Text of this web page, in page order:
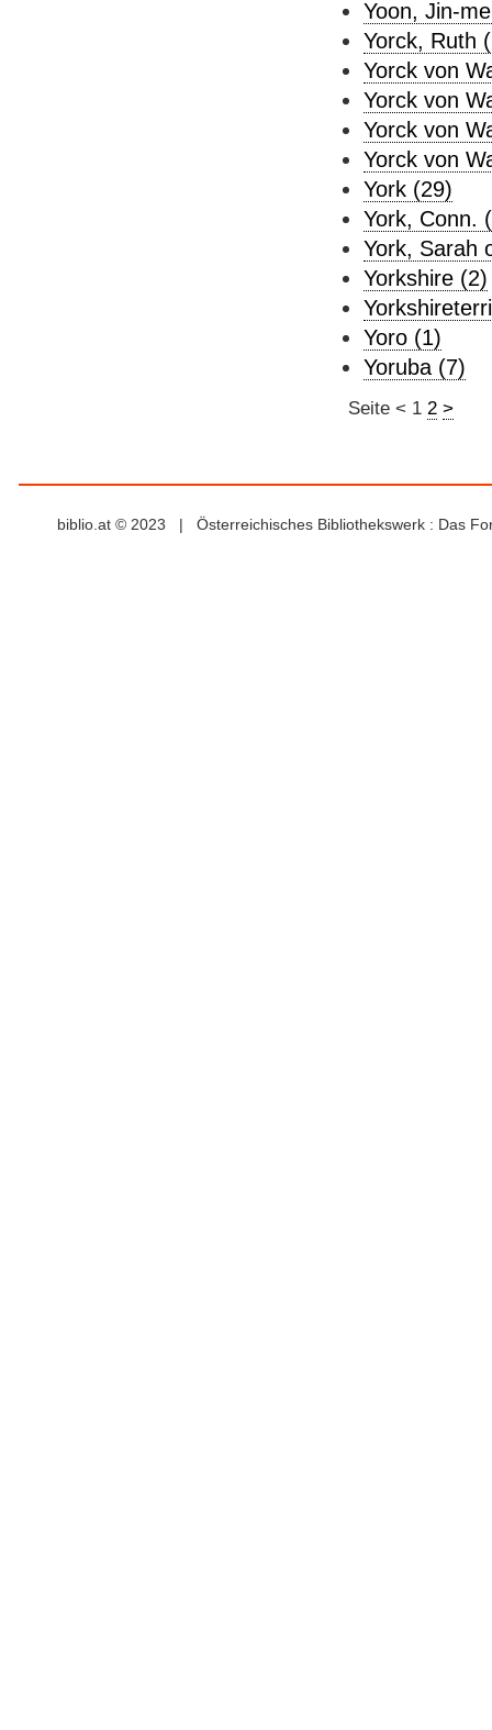
Yoon, Jin-
Yorck, Ruth
Yorck von
Yorck von
Yorck von
Yorck von
York (29)
York, Conn.
York, Sarah
Yorkshire (2)
Yoro (1)
Yoruba (7)
Seite < 1 2 >
biblio.at © 2023 | Österreichisches Bibliothekswerk : Das